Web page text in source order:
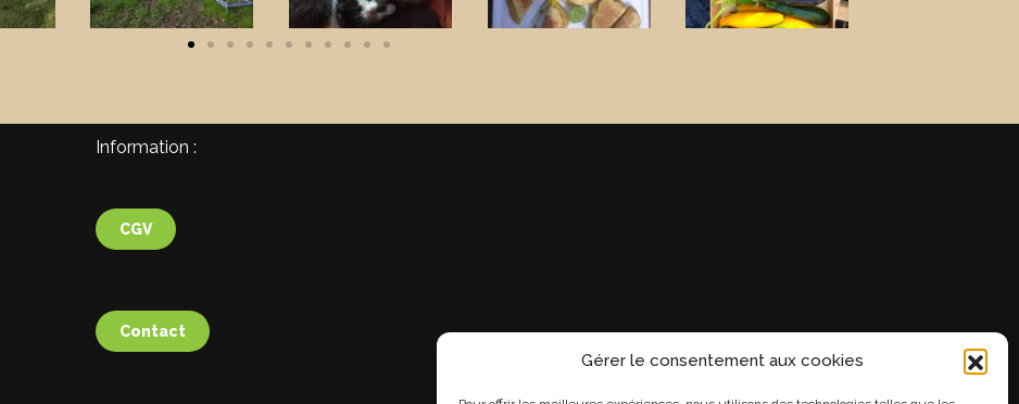
Gérer le consentement aux cookies
Information :
CGV
Contact